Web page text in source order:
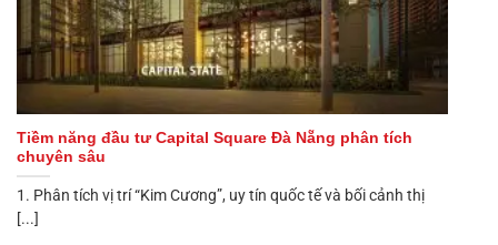
Tiềm năng đầu tư Capital Square Đà Nẵng phân tích
chuyên sâu
1. Phân tích vị trí “Kim Cương”, uy tín quốc tế và bối cảnh thị
[...]